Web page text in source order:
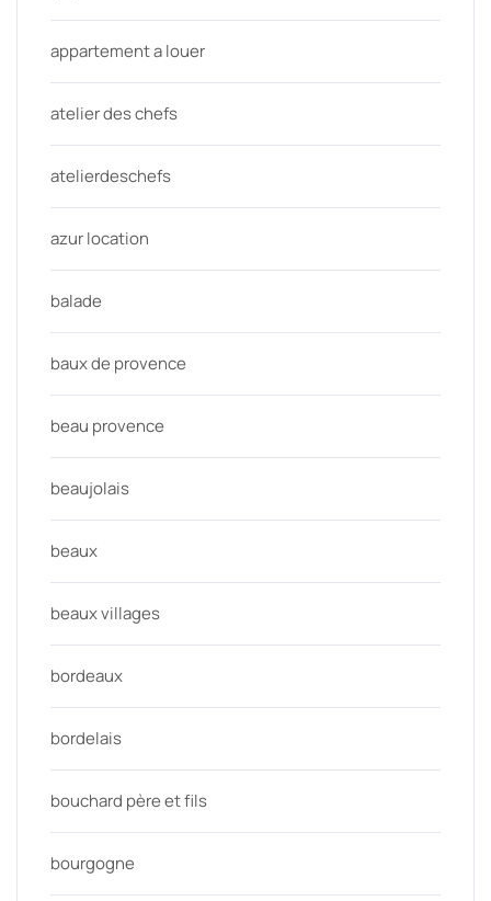
appartement a louer
atelier des chefs
atelierdeschefs
azur location
balade
baux de provence
beau provence
beaujolais
beaux
beaux villages
bordeaux
bordelais
bouchard père et fils
bourgogne